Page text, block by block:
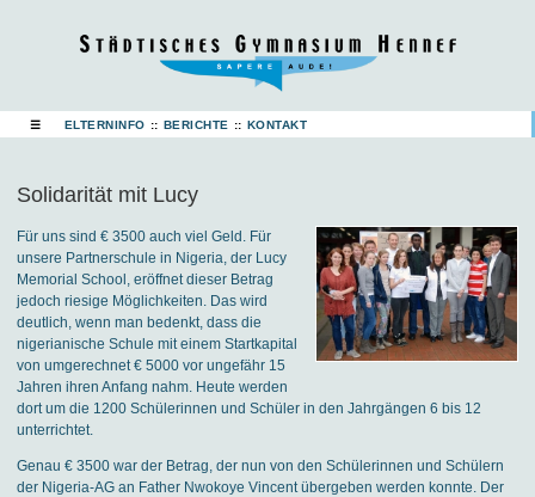
☰ ELTERNINFO :: BERICHTE :: KONTAKT
Solidarität mit Lucy
Für uns sind € 3500 auch viel Geld. Für
unsere Partnerschule in Nigeria, der Lucy
Memorial School, eröffnet dieser Betrag
jedoch riesige Möglichkeiten. Das wird
deutlich, wenn man bedenkt, dass die
nigerianische Schule mit einem Startkapital
von umgerechnet € 5000 vor ungefähr 15
Jahren ihren Anfang nahm. Heute werden
dort um die 1200 Schülerinnen und Schüler in den Jahrgängen 6 bis 12
unterrichtet.
Genau € 3500 war der Betrag, der nun von den Schülerinnen und Schülern
der Nigeria-AG an Father Nwokoye Vincent übergeben werden konnte. Der